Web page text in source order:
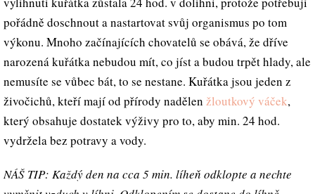
pořádně doschnout a nastartovat svůj organismus po tom
výkonu. Mnoho začínajících chovatelů se obává, že dříve
narozená kuřátka nebudou mít, co jíst a budou trpět hlady, ale
nemusíte se vůbec bát, to se nestane. Kuřátka jsou jeden z
živočichů, kteří mají od přírody nadělen žloutkový váček,
který obsahuje dostatek výživy pro to, aby min. 24 hod.
vydržela bez potravy a vody.
NÁŠ TIP: Každý den na cca 5 min. líheň odklopte a nechte